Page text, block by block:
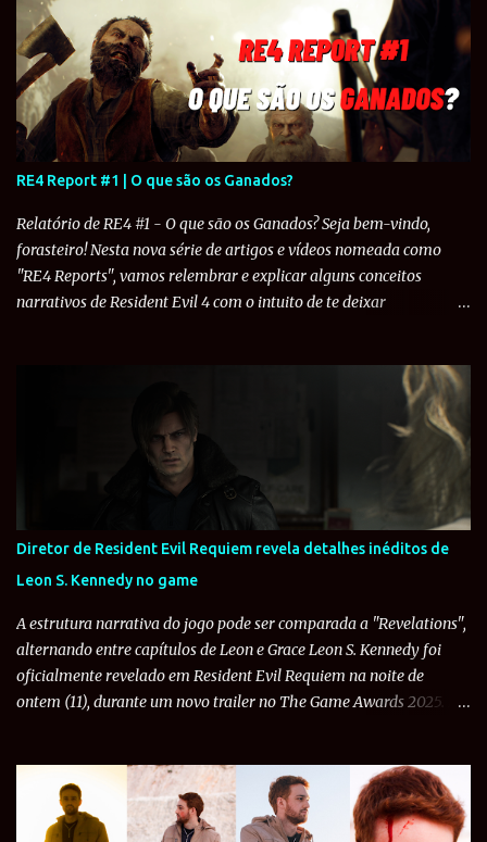
de forma que ficasse mais fiel aos modelos de Resident Evil 4 e
Resident Evil 6 . No original, o uniforme de Leon é formado por
uma camisa branca de manga comprida, calça azul, botas de
couro pretas com o uniforme do RPD por cima. O uniforme tem
um colete básico e um cinto sem quaisquer acessórios a não ser
um coldre de coxa e cotoveleiras. O peito e os ombros são
protegidos um colete mais forte. No peito, o colete tem a estampa
"RPD" e nos ombros tem a estampa do emblega da Polícia de
Raccoon. Já no Remake, Leon também usa uma camisa branca de
manga comprida e uma calça azul. Mas o ...
RE4 Report #1 | O que são os Ganados?
Relatório de RE4 #1 - O que são os Ganados? Seja bem-vindo,
forasteiro! Nesta nova série de artigos e vídeos nomeada como
"RE4 Reports", vamos relembrar e explicar alguns conceitos
narrativos de Resident Evil 4 com o intuito de te deixar
são os Ganados , inimigos comuns do game. Qualquer pessoa que
jogou Resident Evil 4 se lembra dessas criaturas que tentam
impedir Leon S. Kennedy no resgate de Ashley Graham , a filha do
presidente americano, raptada pelo culto Los Illuminados. Assim
que o jogador chega ao vilarejo El Pueblo, já sofre uma má-
recepção dos habitantes que o chamam de "¡Un forastero!" e o
cercam por todos os lados. Mas graças a uma ação de Ada Wong ,
todos ouvem o sino da igreja e vão rezar. Os Ganados são
basicamente humanos infectados pela variante subordinada do
parasita Las Plagas, um ser primitivo encontrado pela civili...
Diretor de Resident Evil Requiem revela detalhes inéditos de
Leon S. Kennedy no game
A estrutura narrativa do jogo pode ser comparada a "Revelations",
alternando entre capítulos de Leon e Grace Leon S. Kennedy foi
oficialmente revelado em Resident Evil Requiem na noite de
ontem (11), durante um novo trailer no The Game Awards 2025. E
a Famitsu conversou com os desenvolvedores de Resident Evil
Requiem . O diretor Koshi Nakanishi revelou diversos detalhes
inéditos como: a história alterna entre capítulos de Leon e Grace,